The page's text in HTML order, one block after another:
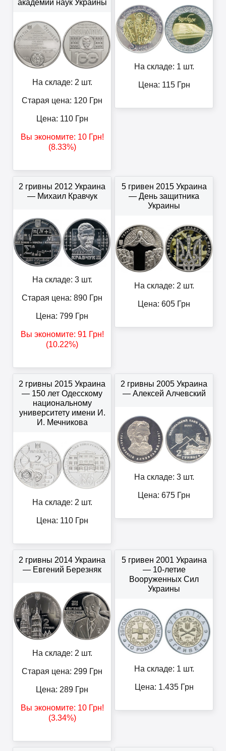
академии наук Украины
На складе: 2 шт.
Старая цена: 120 Грн
Цена: 110Грн
Вы экономите: 10Грн!
(8.33%)
На складе: 1 шт.
Цена: 115Грн
2 гривны 2012 Украина
— Михаил Кравчук
На складе: 3 шт.
Старая цена: 890 Грн
Цена: 799 Грн
Вы экономите: 91 Грн!
(10.22%)
5 гривен 2015 Украина
— День защитника
Украины
На складе: 2 шт.
Цена: 605 Грн
2 гривны 2015 Украина
— 150 лет Одесскому
национальному
университету имени И.
И. Мечникова
На складе: 2 шт.
Цена: 110Грн
2 гривны 2005 Украина
— Алексей Алчевский
На складе: 3 шт.
Цена: 675 Грн
2 гривны 2014 Украина
— Евгений Березняк
На складе: 2 шт.
Старая цена: 299 Грн
Цена: 289 Грн
Вы экономите: 10Грн!
(3.34%)
5 гривен 2001 Украина
— 10-летие
Вооруженных Сил
Украины
На складе: 1 шт.
Цена: 1.435Грн